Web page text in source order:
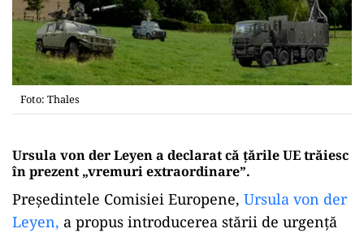
Foto: Thales
Ursula von der Leyen a declarat că țările UE trăiesc
în prezent „vremuri extraordinare”.
Președintele Comisiei Europene, Ursula von der
Leyen, a propus introducerea stării de urgență